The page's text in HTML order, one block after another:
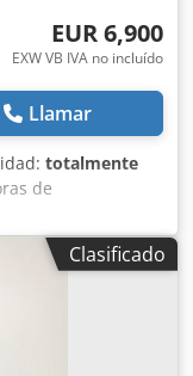
EUR 6,900
EXW VB IVA no incluído
Llamar
totalmente
de
vehículo:
de
Llave de
Neumática
cargador + 2
+/- 4% Velocidad
300 a 1300 Nm
Clasificado